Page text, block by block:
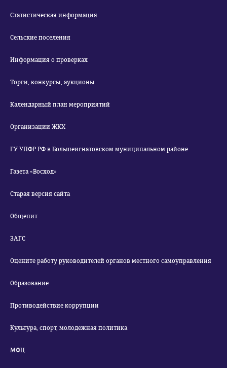
Статистическая информация
Сельские поселения
Информация о проверках
Торги, конкурсы, аукционы
Календарный план мероприятий
Организации ЖКХ
ГУ УПФР РФ в Большеигнатовском муниципальном районе
Газета «Восход»
Старая версия сайта
Общепит
ЗАГС
Оцените работу руководителей органов местного самоуправления
Образование
Противодействие коррупции
Культура, спорт, молодежная политика
МФЦ